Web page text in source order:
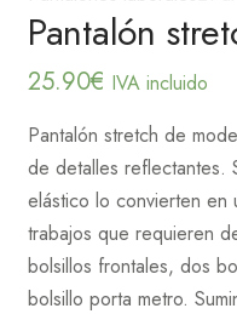
Pantalón
25.90€ IVA incluido
Pantalón stretch de
de detalles reflectantes.
elástico lo convierten en
trabajos que requieren
bolsillos frontales, dos
bolsillo porta metro.